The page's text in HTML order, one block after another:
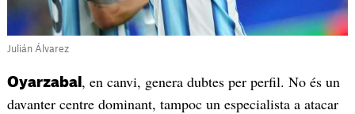
Julián Álvarez
Oyarzabal , en canvi, genera dubtes per perfil. No és un
davanter centre dominant, tampoc un especialista a atacar